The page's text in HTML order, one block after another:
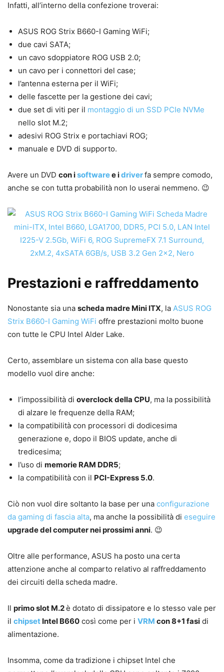
Infatti, all’interno della confezione troverai:
ASUS ROG Strix B660-I Gaming WiFi;
due cavi SATA;
un cavo sdoppiatore ROG USB 2.0;
un cavo per i connettori del case;
l’antenna esterna per il WiFi;
delle fascette per la gestione dei cavi;
due set di viti per il montaggio di un SSD PCIe NVMe
nello slot M.2;
adesivi ROG Strix e portachiavi ROG;
manuale e DVD di supporto.
Avere un DVD con isoftwaree idriverfa sempre comodo,
anche se con tutta probabilità non lo userai nemmeno. 😉
Prestazioni e raffreddamento
Nonostante sia una scheda madre Mini ITX, la ASUS ROG
Strix B660-I Gaming WiFi offre prestazioni molto buone
con tutte le CPU Intel Alder Lake.
Certo, assemblare un sistema con alla base questo
modello vuol dire anche:
l’impossibilità di overclock della CPU, ma la possibilità
di alzare le frequenze della RAM;
la compatibilità con processori di dodicesima
generazione e, dopo il BIOS update, anche di
tredicesima;
l’uso di memorie RAM DDR5;
la compatibilità con il PCI-Express 5.0.
Ciò non vuol dire soltanto la base per una configurazione
da gaming di fascia alta, ma anche la possibilità di eseguire
upgrade del computer nei prossimi anni. 😉
Oltre alle performance, ASUS ha posto una certa
attenzione anche al comparto relativo al raffreddamento
dei circuiti della scheda madre.
Il primo slot M.2è dotato di dissipatore e lo stesso vale per
il chipset Intel B660 così come per i VRM con 8+1 fasi di
alimentazione.
Insomma, come da tradizione i chipset Intel che